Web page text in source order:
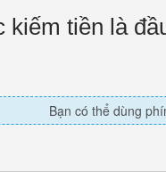
kiếm tiền là
Bạn có thể dùng